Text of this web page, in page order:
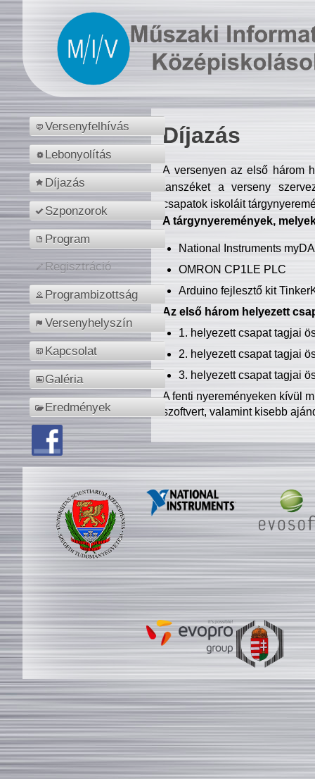
Versenyfelhívás
Lebonyolítás
Díjazás
Szponzorok
Program
Regisztráció
Programbizottság
Versenyhelyszín
Kapcsolat
Galéria
Eredmények
Díjazás
A versenyen az első három
tanszéket a verseny
csapatok iskoláit
A tárgynyeremények,
National Instruments
OMRON CP1LE PLC
Arduino fejlesztő kit
Az első három helyezett
1. helyezett csapat tagjai
2. helyezett csapat tagjai
3. helyezett csapat tagjai
A fenti nyereményeken kívül
szoftvert, valamint kisebb